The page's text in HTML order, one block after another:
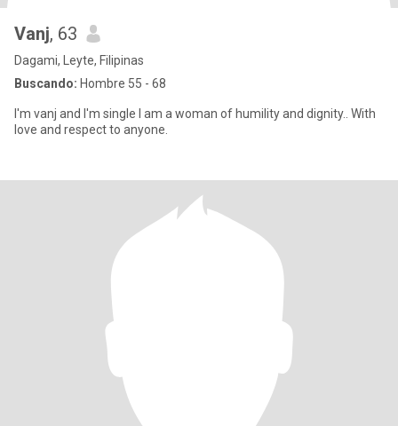
Vanj, 63
Dagami, Leyte, Filipinas
Buscando: Hombre 55 - 68
I'm vanj and I'm single I am a woman of humility and dignity.. With
love and respect to anyone.